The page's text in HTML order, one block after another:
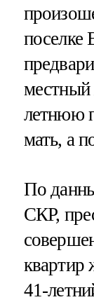
поселке
местный
летнюю
мать, а
По
СКР,
квартир
41-